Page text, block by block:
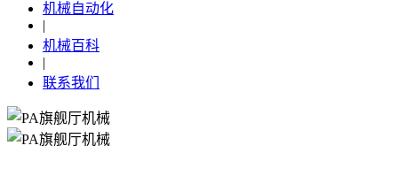
机械自动化
|
机械百科
|
联系我们